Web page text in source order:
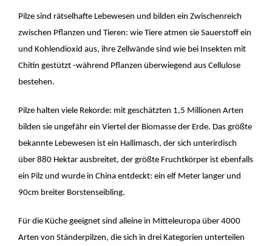
Pilze sind rätselhafte Lebewesen und bilden ein Zwischenreich
zwischen Pflanzen und Tieren: wie Tiere atmen sie Sauerstoff ein
und Kohlendioxid aus, ihre Zellwände sind wie bei Insekten mit
Chitin gestützt -während Pflanzen überwiegend aus Cellulose
bestehen.
Pilze halten viele Rekorde: mit geschätzten 1,5 Millionen Arten
bilden sie ungefähr ein Viertel der Biomasse der Erde. Das größte
bekannte Lebewesen ist ein Hallimasch, der sich unterirdisch
über 880 Hektar ausbreitet, der größte Fruchtkörper ist ebenfalls
ein Pilz und wurde in China entdeckt: ein elf Meter langer und
90cm breiter Borstenseibling.
Für die Küche geeignet sind alleine in Mitteleuropa über 4000
Arten von Ständerpilzen, die sich in drei Kategorien unterteilen